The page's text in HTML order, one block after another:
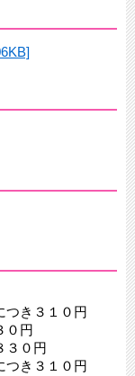
き３１０円
０円
０円
き３１０円